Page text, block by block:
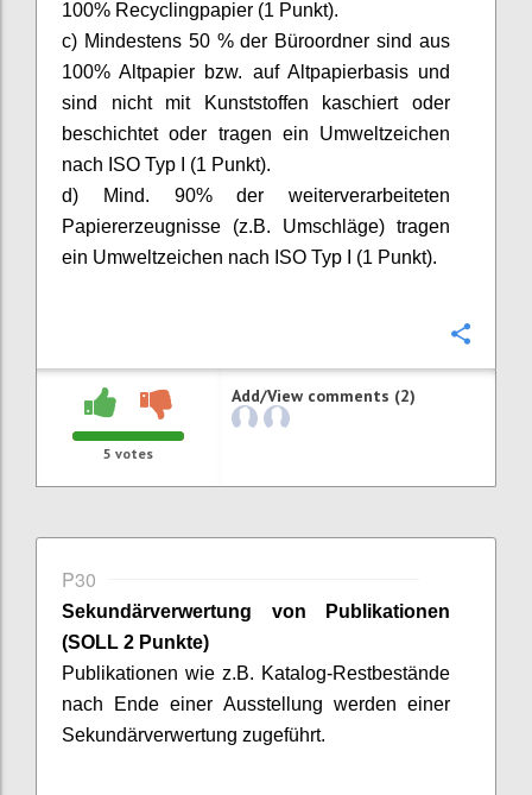
100% Recyclingpapier (1 Punkt).
c) Mindestens 50 % der Büroordner sind aus
100% Altpapier bzw. auf Altpapierbasis und
sind nicht mit Kunststoffen kaschiert oder
beschichtet oder tragen ein Umweltzeichen
nach ISO Typ I (1 Punkt).
d) Mind. 90% der weiterverarbeiteten
Papiererzeugnisse (z.B. Umschläge) tragen
ein Umweltzeichen nach ISO Typ I (1 Punkt).
5 votes
Add/View comments (2)
P30
Sekundärverwertung von Publikationen
(SOLL 2 Punkte)
Publikationen wie z.B. Katalog-Restbestände
nach Ende einer Ausstellung werden einer
Sekundärverwertung zugeführt.